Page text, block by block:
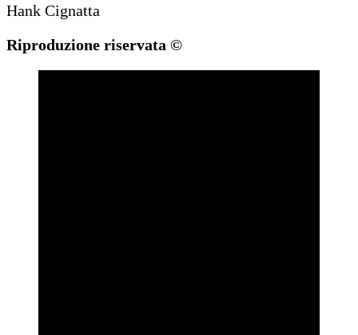
Hank Cignatta
Riproduzione riservata ©